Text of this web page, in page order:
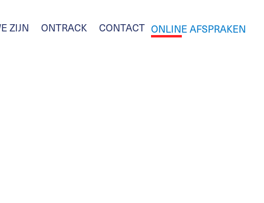
ZIJN ONTRACK CONTACT ONLINE AFSPRAKEN